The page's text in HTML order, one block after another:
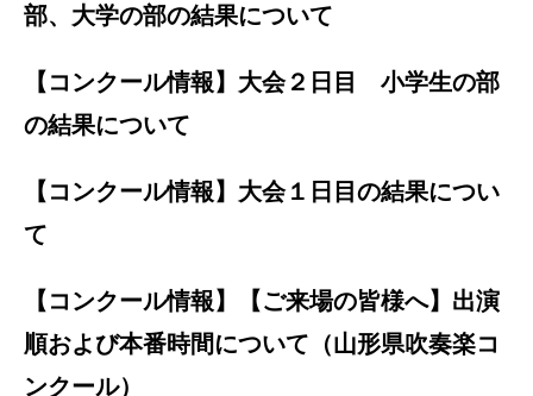
部、大学の部の結果について
【コンクール情報】大会２日目 小学生の部
の結果について
【コンクール情報】大会１日目の結果につい
て
【コンクール情報】【ご来場の皆様へ】出演
順および本番時間について（山形県吹奏楽コ
ンクール）